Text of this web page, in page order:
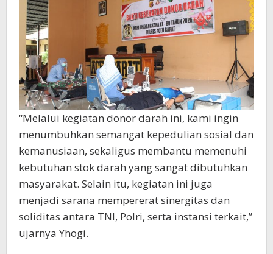
“Melalui kegiatan donor darah ini, kami ingin
menumbuhkan semangat kepedulian sosial dan
kemanusiaan, sekaligus membantu memenuhi
kebutuhan stok darah yang sangat dibutuhkan
masyarakat. Selain itu, kegiatan ini juga
menjadi sarana mempererat sinergitas dan
soliditas antara TNI, Polri, serta instansi terkait,”
ujarnya Yhogi.